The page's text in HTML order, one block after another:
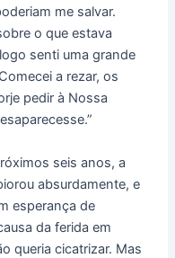
me salvar.
o que estava
senti uma grande
a rezar, os
pedir à Nossa
seis anos, a
absurdamente, e
esperança de
da ferida em
queria cicatrizar. Mas